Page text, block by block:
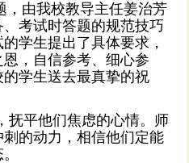
，由我校教导主任姜治芳
考试时答题的规范技巧
学生提出了具体要求，
，自信参考、细心参
学生送去最真挚的祝
抚平他们焦虑的心情。师
的动力，相信他们定能